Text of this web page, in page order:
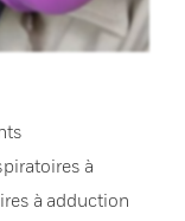
à
à adduction